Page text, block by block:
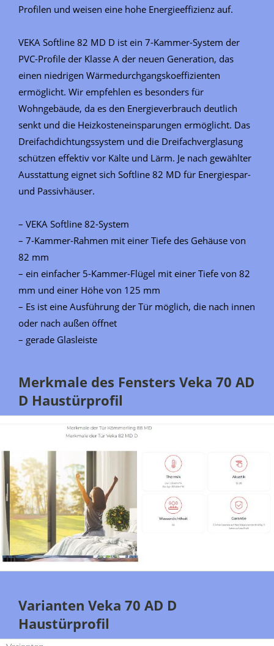
Profilen und weisen eine hohe Energieeffizienz auf.
VEKA Softline 82 MD D ist ein 7-Kammer-System der
PVC-Profile der Klasse A der neuen Generation, das
einen niedrigen Wärmedurchgangskoeffizienten
ermöglicht. Wir empfehlen es besonders für
Wohngebäude, da es den Energieverbrauch deutlich
senkt und die Heizkosteneinsparungen ermöglicht. Das
Dreifachdichtungssystem und die Dreifachverglasung
schützen effektiv vor Kälte und Lärm. Je nach gewählter
Ausstattung eignet sich Softline 82 MD für Energiespar-
und Passivhäuser.
– VEKA Softline 82-System
– 7-Kammer-Rahmen mit einer Tiefe des Gehäuse von
82 mm
– ein einfacher 5-Kammer-Flügel mit einer Tiefe von 82
mm und einer Höhe von 125 mm
– Es ist eine Ausführung der Tür möglich, die nach innen
oder nach außen öffnet
– gerade Glasleiste
Merkmale des Fensters Veka 70 AD
D Haustürprofil
Varianten Veka 70 AD D
Haustürprofil